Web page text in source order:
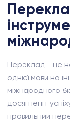
Переклад - це
однієї мови на
міжнародного
досягненні
правильний